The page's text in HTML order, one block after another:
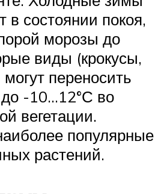
в состоянии покоя,
морозы до
виды (крокусы,
переносить
-10…12°С во
вегетации.
популярные
растений.